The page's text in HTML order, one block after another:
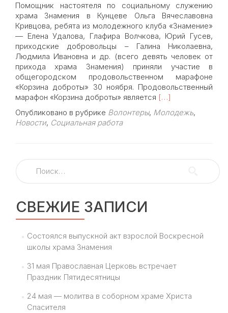
Помощник настоятеля по социальному служению
храма Знамения в Кунцеве Ольга Вячеславовна
Кривцова, ребята из молодежного клуба «Знамение»
— Елена Удалова, Глафира Волчкова, Юрий Гусев,
приходские добровольцы – Галина Николаевна,
Людмила Ивановна и др. (всего девять человек от
прихода храма Знамения) приняли участие в
общегородском продовольственном марафоне
«Корзина доброты» 30 ноября. Продовольственный
марафон «Корзина доброты» является Read
about
Знамения
марафоне
[…]
Опубликовано в рубрике Волонтеры, Молодежь,
Новости, Социальная работа
Найти:
СВЕЖИЕ ЗАПИСИ
Состоялся выпускной акт взрослой Воскресной
школы храма Знамения
31 мая Православная Церковь встречает
Праздник Пятидесятницы
24 мая — молитва в соборном храме Христа
Спасителя